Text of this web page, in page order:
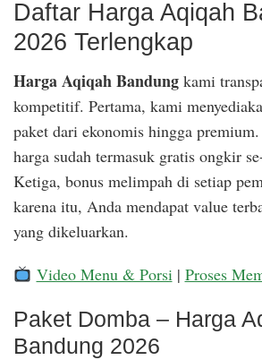
Daftar Harga Aqiqah
2026 Terlengkap
Harga Aqiqah Bandung kami
kompetitif. Pertama, kami
paket dari ekonomis hingga
harga sudah termasuk gratis ongkir
Ketiga, bonus melimpah di setiap
karena itu, Anda mendapat value
yang dikeluarkan.
Video Menu & Porsi| Proses
Paket Domba – Harga
Bandung 2026